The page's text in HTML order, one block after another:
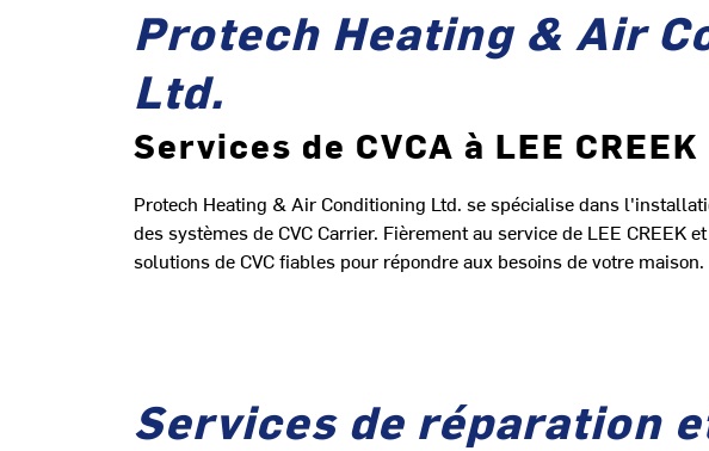
Protech Heating & Air
Ltd.
Services de CVCA à LEE CREEK
Protech Heating & Air Conditioning Ltd. se spécialise dans
des systèmes de CVC Carrier. Fièrement au service de LEE CREEK
solutions de CVC fiables pour répondre aux besoins de votre maison.
Services de réparation